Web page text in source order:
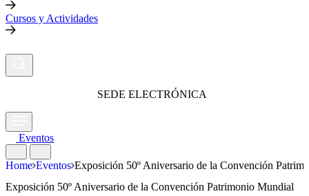
Cursos y Actividades
SEDE ELECTRÓNICA
Eventos
Home Eventos Exposición 50º Aniversario de la Convención
Exposición 50º Aniversario de la Convención Patrimonio Mundial